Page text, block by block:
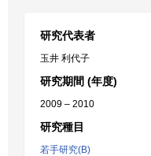
研究代表者
玉井 利代子
研究期間 (年度)
2009 – 2010
研究種目
若手研究(B)